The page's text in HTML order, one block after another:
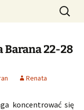
i
astrologiczne
Szukaj:
22-28
Renata
koncentrować się